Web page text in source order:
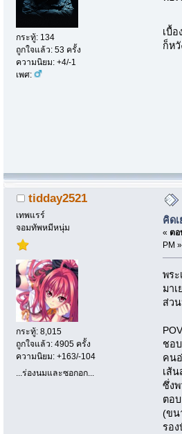
กระทู้: 134
ถูกใจแล้ว: 53 ครั้ง
ความนิยม: +4/-1
เพศ:
เบื้
ก็ห
tidday2521
เทพแรร์
จอมทัพหมีหนุ่ม
กระทู้: 8,015
ถูกใจแล้ว: 4905 ครั้ง
ความนิยม: +163/-104
...ร่องนมและซอกอก...
คิดเ
« ตอ
PM »
พร
มา
ส่ว
ชอ
คน
เส้
ซึ่ง
ตอ
(ขน
รอ